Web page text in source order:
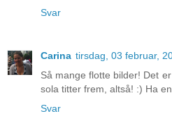
Svar
Carina tirsdag, 03 februar,
Så mange flotte bilder! Det
sola titter frem, altså! :) Ha
Svar